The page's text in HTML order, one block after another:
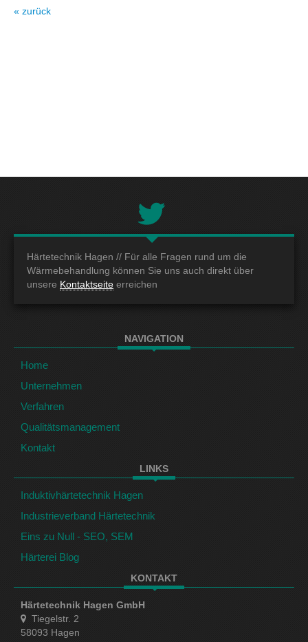
« zurück
Härtetechnik Hagen // Für alle Fragen rund um die
Wärmebehandlung können Sie uns auch direkt über
unsere Kontaktseite erreichen
NAVIGATION
Home
Unternehmen
Verfahren
Qualitätsmanagement
Kontakt
LINKS
Induktivhärtetechnik Hagen
Industrieverband Härtetechnik
Eins zu Null - SEO, SEM
Härterei Blog
KONTAKT
Härtetechnik Hagen GmbH
Tiegelstr. 2
58093 Hagen